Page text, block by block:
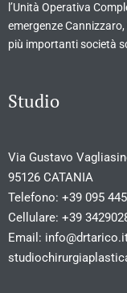
l’Unità Operativa
emergenze Cannizzaro,
più importanti società
Studio
Via Gustavo
95126 CATANIA
Telefono: +39 095
Cellulare: +39
Email: